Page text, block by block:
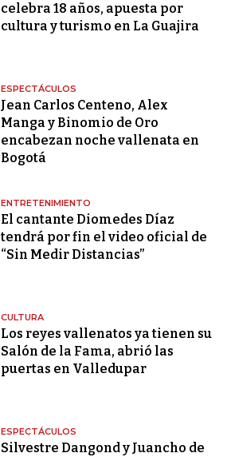
celebra 18 años, apuesta por
cultura y turismo en La Guajira
ESPECTÁCULOS
Jean Carlos Centeno, Alex
Manga y Binomio de Oro
encabezan noche vallenata en
Bogotá
ENTRETENIMIENTO
El cantante Diomedes Díaz
tendrá por fin el video oficial de
“Sin Medir Distancias”
CULTURA
Los reyes vallenatos ya tienen su
Salón de la Fama, abrió las
puertas en Valledupar
ESPECTÁCULOS
Silvestre Dangond y Juancho de